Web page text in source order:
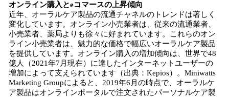
オンライン購入とeコマースの上昇傾向
近年、オーラルケア製品の流通チャネルのトレンドは著しく
変化しています。オンライン小売業者は、従来の流通業者、
小売業者、薬局よりも徐々に好まれています。これらのオン
ライン小売業者は、魅力的な価格で幅広いオーラルケア製品
を提供しています。オンライン購入の増加傾向は、世界で48
億人（2021年7月現在）に達したインターネットユーザーの
増加によって支えられています（出典：Kepios）。Miniwatts
Marketing Groupによると、2019年6月の時点で、オーラルケ
ア製品はオンラインポータルで注文されたパーソナルケア製